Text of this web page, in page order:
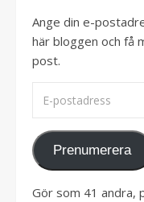
Ange din e-
här bloggen och få
post.
Prenumerera
Gör som 41 andra,